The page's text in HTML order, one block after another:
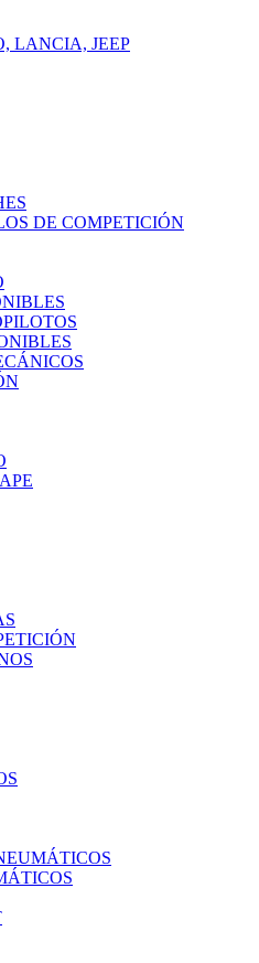
LANCIA, JEEP
DE COMPETICIÓN